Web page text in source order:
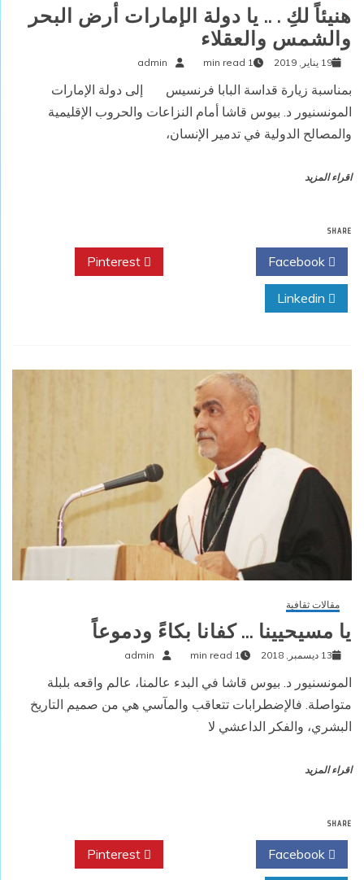
هنيئاً لكِ . .. يا دولة الإمارات أرض البحر
والشمس والعقلاء
19 يناير, 2019 1 min read
admin
بمناسبة زيارة قداسة البابا فرنسيس إلى دولة الإمارات
المونسنيور د. بيوس قاشا أمام النزاعات والحروب الإقليمية
والمصالح الدولية في تدمير الإنسان،
اقراء المزيد
SHARE
مقالات ثقافية
يا مسيحيينا … كفانا بكاءً ودموعاً
13 ديسمبر, 2018 1 min read
admin
المونسنيور د. بيوس قاشا في البدء عالمنا، عالم واقعه بلبلة
متواصلة. فالإضطرابات تتعاقب والمآسي هي من صميم التاريخ
البشري، والفكر الداعشي لا
اقراء المزيد
SHARE